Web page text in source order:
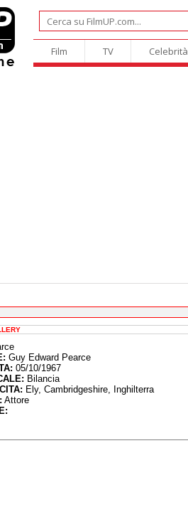
Film TV Celebrità
Guy Edward Pearce
05/10/1967
Bilancia
Ely, Cambridgeshire, Inghilterra
Attore